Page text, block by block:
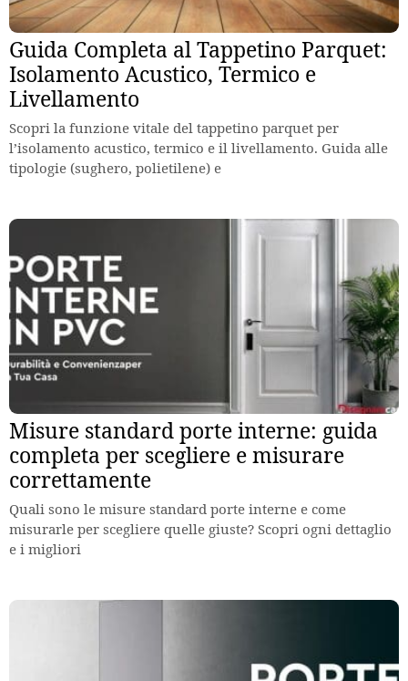
Guida Completa al Tappetino Parquet:
Isolamento Acustico, Termico e
Livellamento
Scopri la funzione vitale del tappetino parquet per
l’isolamento acustico, termico e il livellamento. Guida alle
tipologie (sughero, polietilene) e
Misure standard porte interne: guida
completa per scegliere e misurare
correttamente
Quali sono le misure standard porte interne e come
misurarle per scegliere quelle giuste? Scopri ogni dettaglio
e i migliori